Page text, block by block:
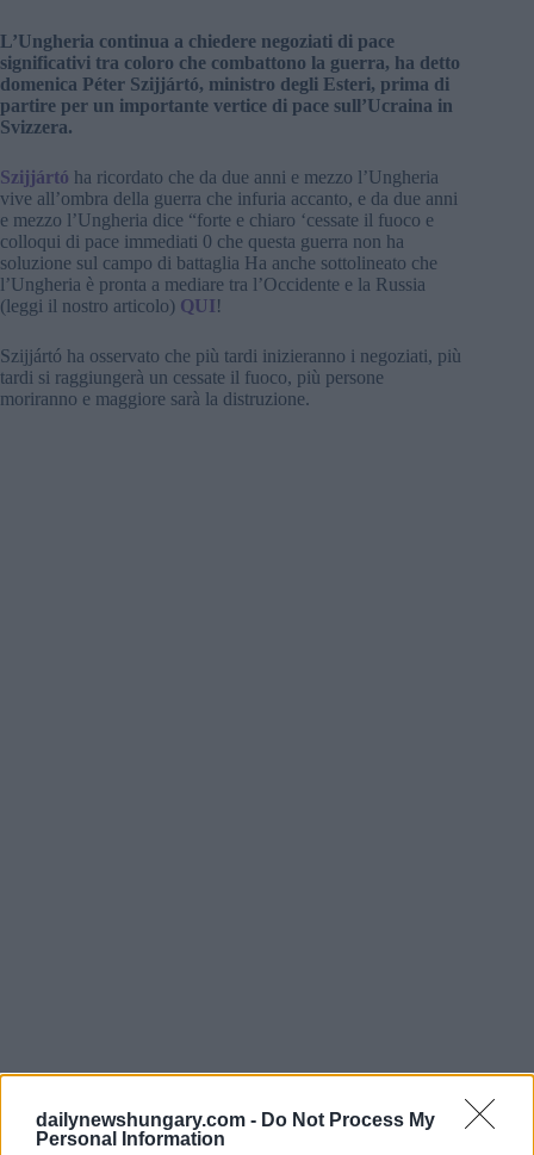
dailynewshungary.com - Do Not Process My
Personal Information
L’Ungheria continua a chiedere negoziati di pace
significativi tra coloro che combattono la guerra, ha detto
domenica Péter Szijjártó, ministro degli Esteri, prima di
partire per un importante vertice di pace sull’Ucraina in
Svizzera.
Szijjártó ha ricordato che da due anni e mezzo l’Ungheria
vive all’ombra della guerra che infuria accanto, e da due anni
e mezzo l’Ungheria dice “forte e chiaro ‘cessate il fuoco e
colloqui di pace immediati 0 che questa guerra non ha
soluzione sul campo di battaglia Ha anche sottolineato che
l’Ungheria è pronta a mediare tra l’Occidente e la Russia
(leggi il nostro articolo) QUI!
Szijjártó ha osservato che più tardi inizieranno i negoziati, più
tardi si raggiungerà un cessate il fuoco, più persone
moriranno e maggiore sarà la distruzione.